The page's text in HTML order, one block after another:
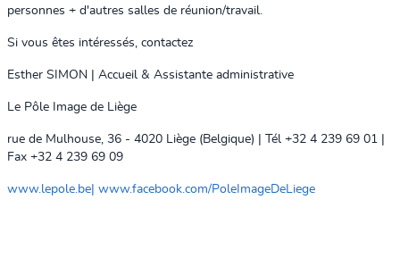
personnes + d'autres salles de réunion/travail.
Si vous êtes intéressés, contactez
Esther SIMON | Accueil & Assistante administrative
Le Pôle Image de Liège
rue de Mulhouse, 36 - 4020 Liège (Belgique) | Tél +32 4 239 69 01 |
Fax +32 4 239 69 09
www.lepole.be| www.facebook.com/PoleImageDeLiege